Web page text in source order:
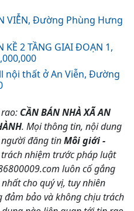
VIỄN, Đường Phùng Hưng
KỀ 2 TẦNG GIAI ĐOẠN 1,
nội thất ở An Viễn, Đường
CẦN BÁN NHÀ XÃ AN
. Mọi thông tin, nội dung
đăng tinMôi giới -
nhiệm trước pháp luật
luôn cố gắng
cho quý vị, tuy nhiên
bảo và không chịu trách